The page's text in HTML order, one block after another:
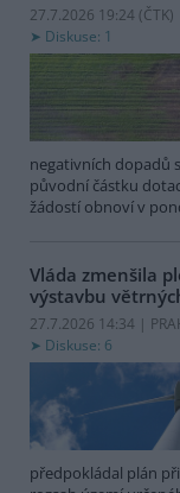
27.7.2026 19:24 (ČTK)
Diskuse: 1
negativních dopadů
původní částku
žádostí obnoví v
Vláda zmenšila
výstavbu
27.7.2026 14:34 |
Diskuse: 6
předpokládal plán